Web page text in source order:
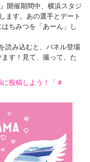
開催期間中、横浜スタジ
ます。あの選手とデート
ちみつを「あーん」し
読み込むと、パネル登場
す！見て、撮って、た
投稿しよう！「＃